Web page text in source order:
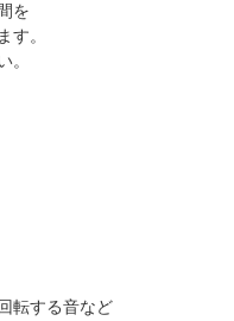
を
す。
。
転する音など